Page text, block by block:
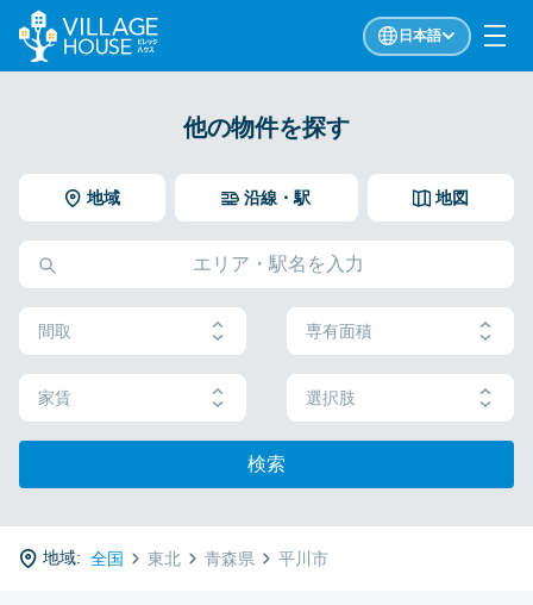
日本語
他の物件を探す
地域 地図
沿線・駅
間取 専有面積
家賃 選択肢
検索
地域: 全国 東北 青森県 平川市